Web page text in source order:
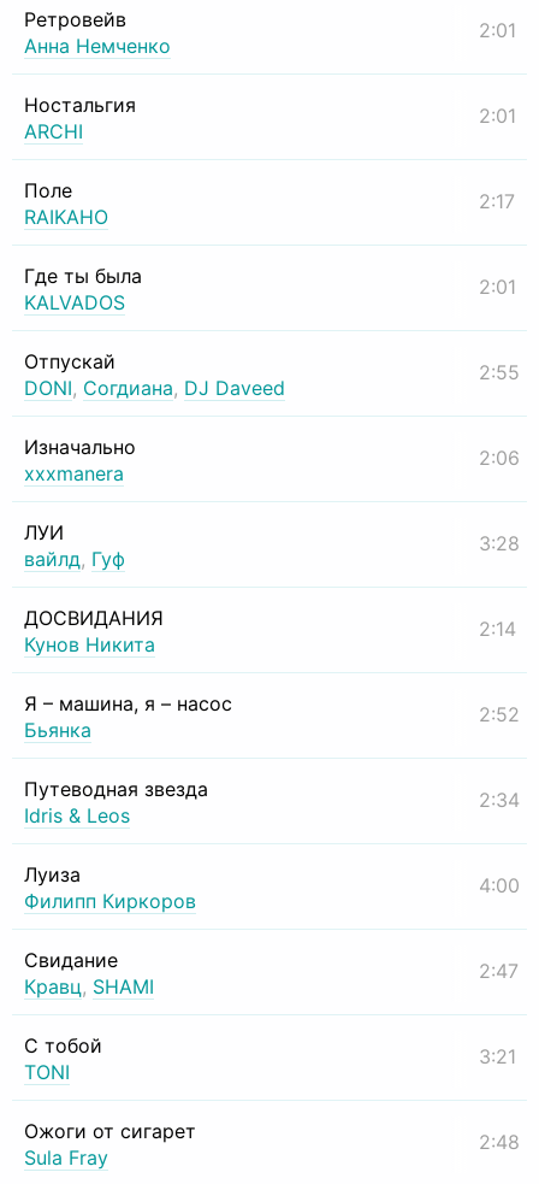
Ретровейв
Анна Немченко
2:01
Ностальгия
ARCHI
2:01
Поле
RAIKAHO
2:17
Где ты была
KALVADOS
2:01
Отпускай
DONI, Согдиана, DJ Daveed
2:55
Изначально
xxxmanera
2:06
ЛУИ
вайлд, Гуф
3:28
ДОСВИДАНИЯ
Кунов Никита
2:14
Я – машина, я – насос
Бьянка
2:52
Путеводная звезда
Idris & Leos
2:34
Луиза
Филипп Киркоров
4:00
Свидание
Кравц, SHAMI
2:47
С тобой
TONI
3:21
Ожоги от сигарет
Sula Fray
2:48